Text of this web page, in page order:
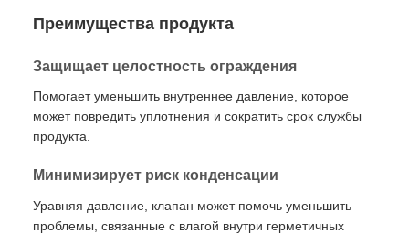
Преимущества продукта
Защищает целостность ограждения
Помогает уменьшить внутреннее давление, которое
может повредить уплотнения и сократить срок службы
продукта.
Минимизирует риск конденсации
Уравняя давление, клапан может помочь уменьшить
проблемы, связанные с влагой внутри герметичных